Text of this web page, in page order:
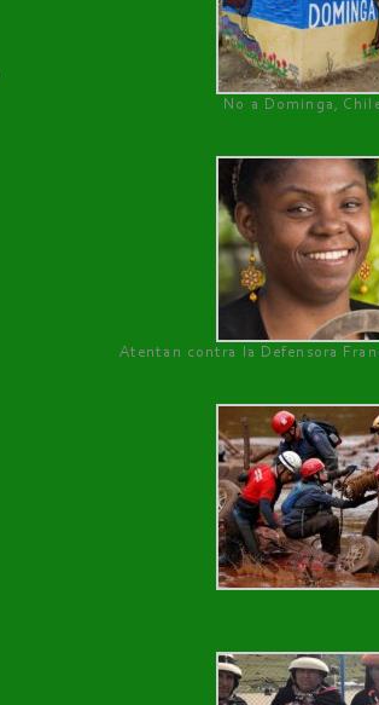
No a Dominga,
Atentan contra la Defensora